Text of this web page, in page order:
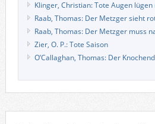
Klinger, Christian: Tote Augen lügen
Raab, Thomas: Der Metzger sieht
Raab, Thomas: Der Metzger muss
Zier, O. P.: Tote Saison
O’Callaghan, Thomas: Der